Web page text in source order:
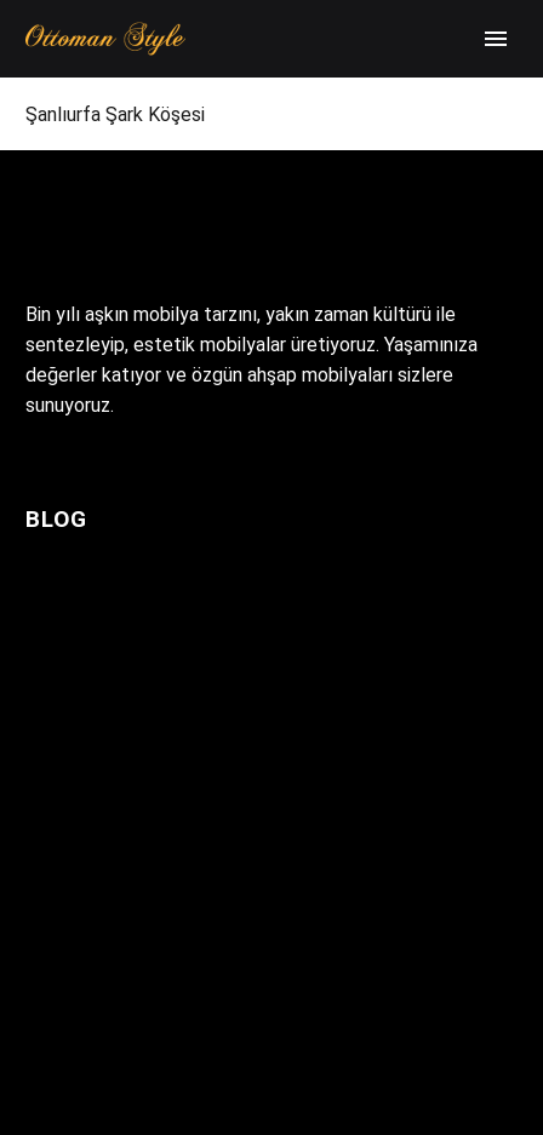
Şanlıurfa Şark Köşesi
Bin yılı aşkın mobilya tarzını, yakın zaman kültürü ile
sentezleyip, estetik mobilyalar üretiyoruz. Yaşamınıza
değerler katıyor ve özgün ahşap mobilyaları sizlere
sunuyoruz.
BLOG